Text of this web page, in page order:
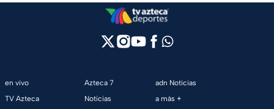
en vivo
TV Azteca
Azteca 7
Noticias
adn Noticias
a más +